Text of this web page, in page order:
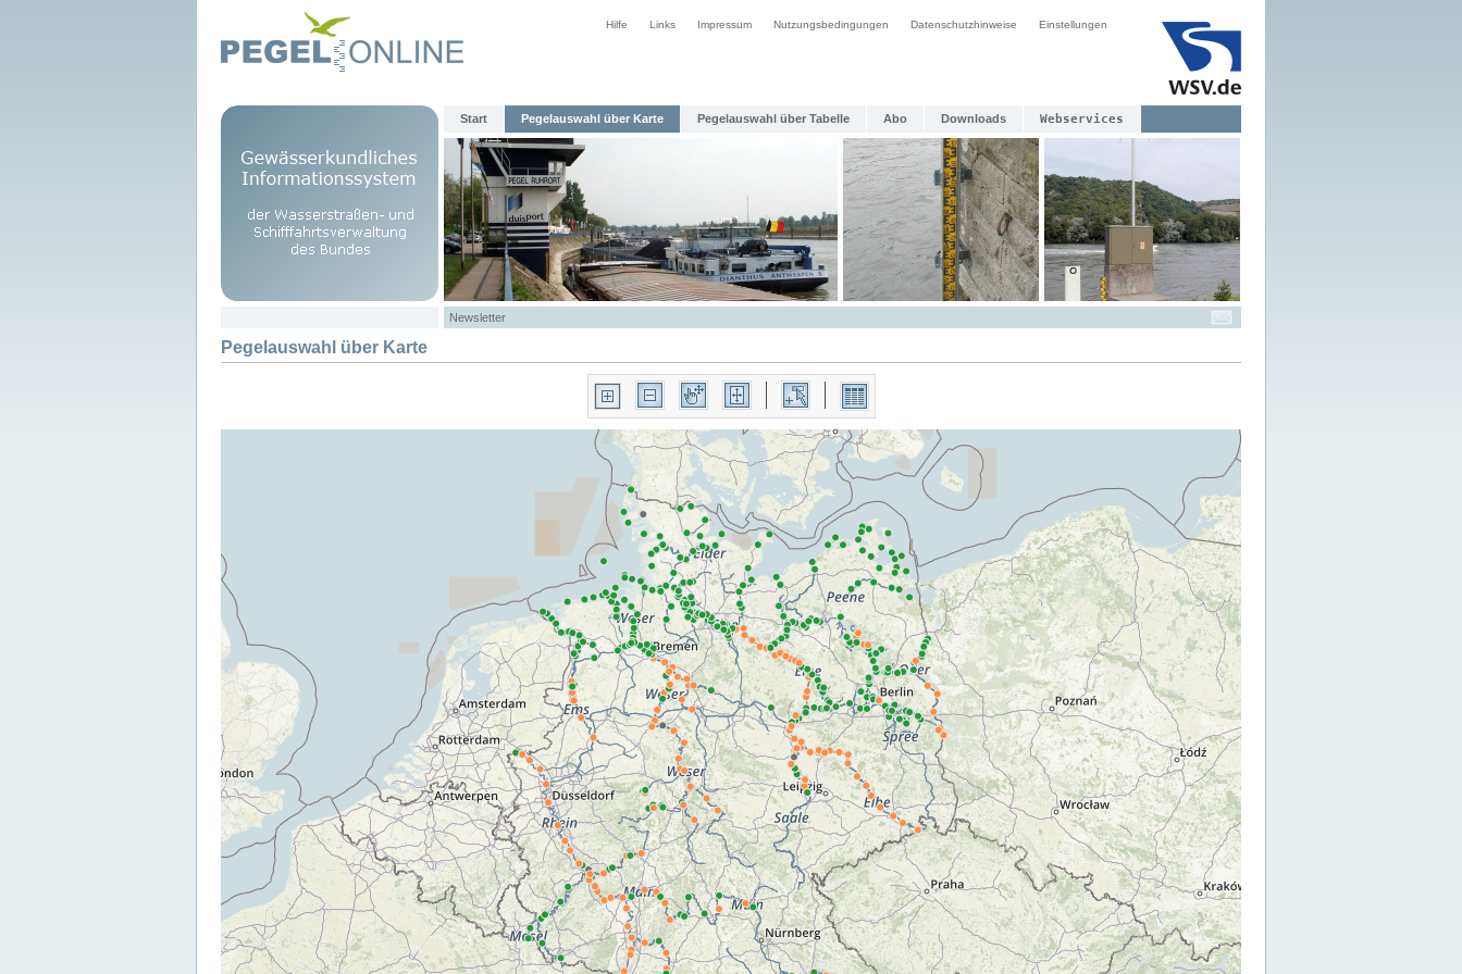
Hilfe Links Impressum Nutzungsbedingungen Datenschutzhinweise Einstellungen
Start Pegelauswahl über Karte Pegelauswahl über Tabelle Abo Downloads Webservices
Newsletter
Pegelauswahl über Karte